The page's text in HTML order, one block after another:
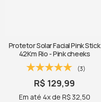
Protetor Solar Facial Pink Stick
42Km Rio - Pink cheeks
(3)
R$ 129,99
Em até 4x de R$ 32,50